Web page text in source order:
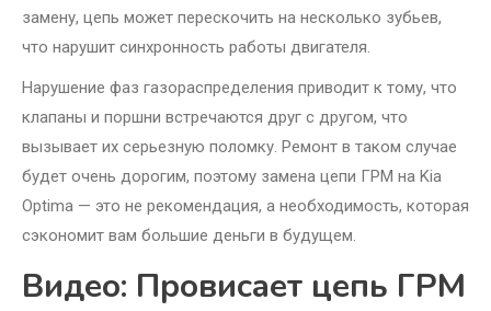
замену, цепь может перескочить на несколько зубьев,
что нарушит синхронность работы двигателя.
Нарушение фаз газораспределения приводит к тому, что
клапаны и поршни встречаются друг с другом, что
вызывает их серьезную поломку. Ремонт в таком случае
будет очень дорогим, поэтому замена цепи ГРМ на Kia
Optima — это не рекомендация, а необходимость, которая
сэкономит вам большие деньги в будущем.
Видео: Провисает цепь ГРМ